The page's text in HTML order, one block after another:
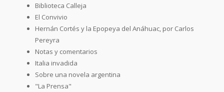
Biblioteca Calleja
El Convivio
Hernán Cortés y la Epopeya del Anáhuac, por Carlos
Pereyra
Notas y comentarios
Italia invadida
Sobre una novela argentina
"La Prensa"